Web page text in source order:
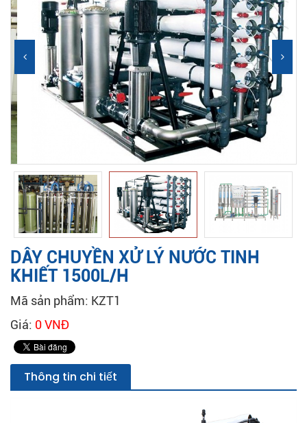
DÂY CHUYỀN XỬ LÝ NƯỚC TINH
KHIẾT 1500L/H
Mã sản phẩm: KZT1
Giá: 0 VNĐ
Thông tin chi tiết